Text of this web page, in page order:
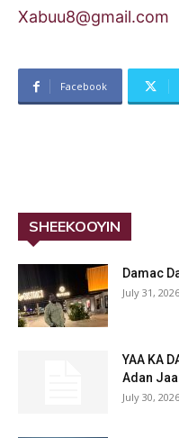
Xabuu8@gmail.com
Facebook
SHEEKOOYIN
Damac
July 31, 2026
YAA KA
Adan
July 30, 2026